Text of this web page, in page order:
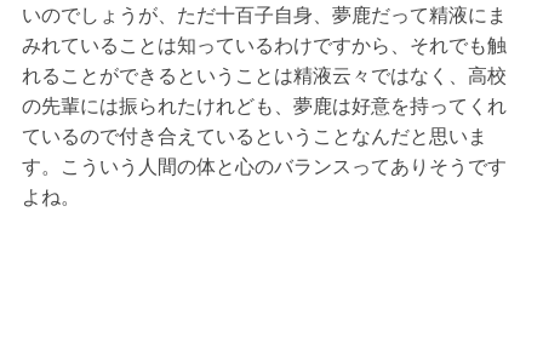
いのでしょうが、ただ十百子自身、夢鹿だって精液にま
みれていることは知っているわけですから、それでも触
れることができるということは精液云々ではなく、高校
の先輩には振られたけれども、夢鹿は好意を持ってくれ
ているので付き合えているということなんだと思いま
す。こういう人間の体と心のバランスってありそうです
よね。